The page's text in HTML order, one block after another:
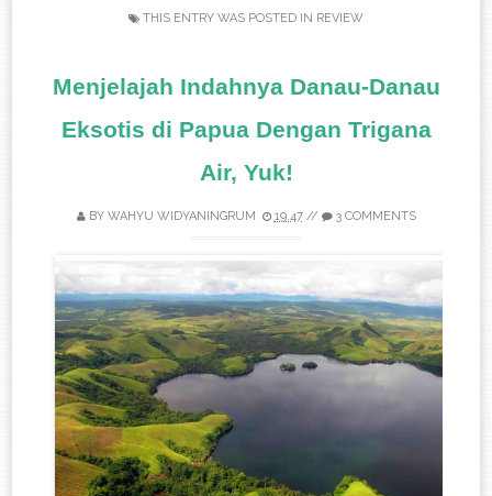
THIS ENTRY WAS POSTED IN REVIEW
Menjelajah Indahnya Danau-Danau
Eksotis di Papua Dengan Trigana
Air, Yuk!
BY WAHYU WIDYANINGRUM 19.47// 3 COMMENTS